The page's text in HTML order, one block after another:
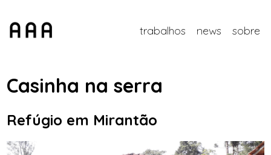
trabalhos news sobre
Casinha na serra
Refúgio em Mirantão